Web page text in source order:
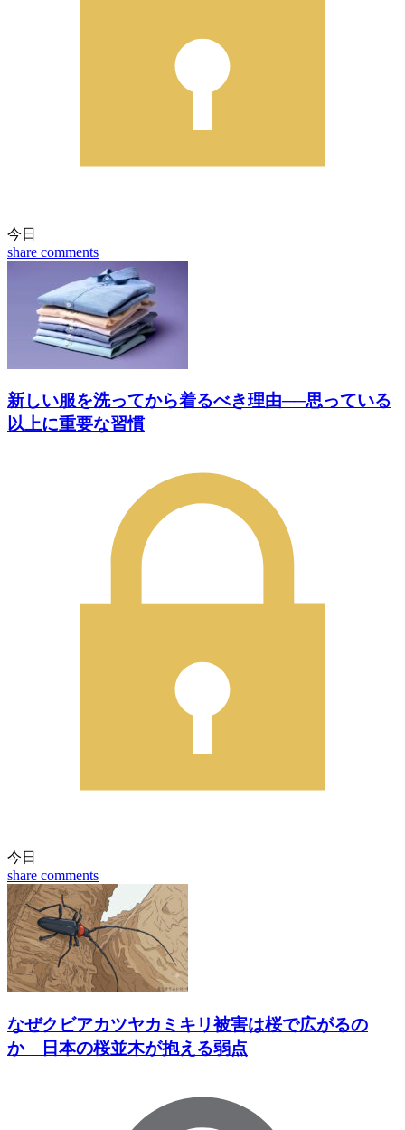
今日
share comments
新しい服を洗ってから着るべき理由──思っている
以上に重要な習慣
今日
share comments
なぜクビアカツヤカミキリ被害は桜で広がるの
か 日本の桜並木が抱える弱点